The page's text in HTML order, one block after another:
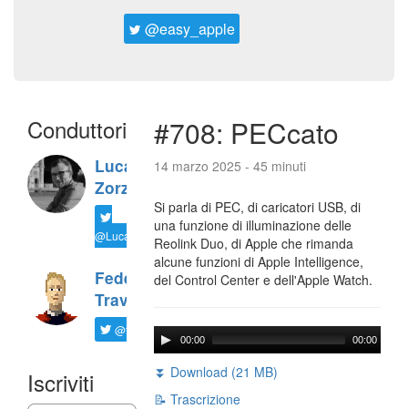
@easy_apple
Conduttori
Luca
Zorzi
@LucaTNT
Federico
Travaini
@ftrava
Iscriviti
#708: PECcato
14 marzo 2025 - 45 minuti
Si parla di PEC, di caricatori USB, di
una funzione di illuminazione delle
Reolink Duo, di Apple che rimanda
alcune funzioni di Apple Intelligence,
del Control Center e dell'Apple Watch.
00:00 00:00
⏬ Download (21 MB)
📝 Trascrizione